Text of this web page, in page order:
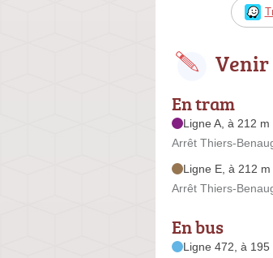
Venir
En tram
Ligne A, à 212 m
Arrêt Thiers-
Ligne E, à 212 m
Arrêt Thiers-
En bus
Ligne 472, à 195